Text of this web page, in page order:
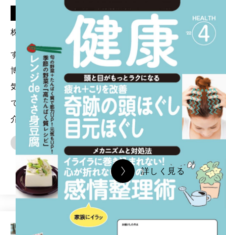
株式会社ミモナ様
すでにアウトドアスパイスとしての人気を
博していた『ほりにし』を、日常の料理に
気軽に使えるようなレシピ集を作ること
で、生活者に新たなほりにしの使い方を紹
介するご提案をいたしました。
暮らし
詳しく見る